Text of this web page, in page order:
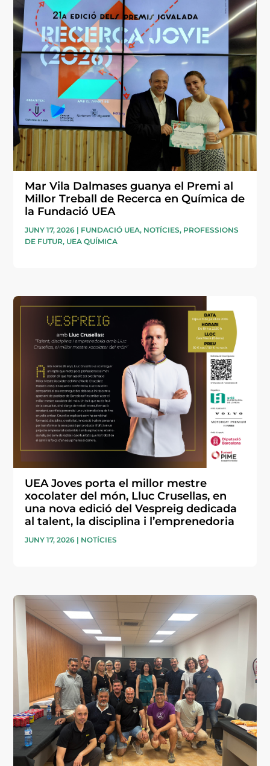
Mar Vila Dalmases guanya el Premi al
Millor Treball de Recerca en Química de
la Fundació UEA
JUNY 17, 2026 | FUNDACIÓ UEA, NOTÍCIES, PROFESSIONS
DE FUTUR, UEA QUÍMICA
UEA Joves porta el millor mestre
xocolater del món, Lluc Crusellas, en
una nova edició del Vespreig dedicada
al talent, la disciplina i l’emprenedoria
JUNY 17, 2026 | NOTÍCIES